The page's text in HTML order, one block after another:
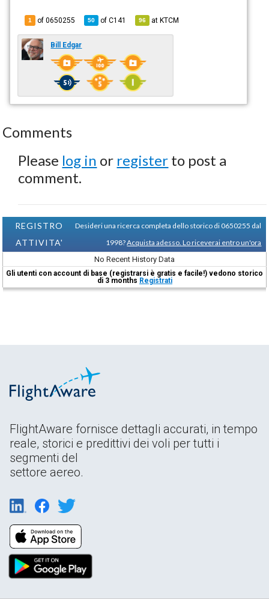
1 of 0650255 50 ofC141 96 atKTCM
Bill Edgar
Comments
Please log in or register to post a
comment.
REGISTRO
ATTIVITA'
Desideri una ricerca completa dello storico di 0650255 dal
1998?Acquista adesso. Lo riceverai entro un'ora
No Recent History Data
Gli utenti con account di base (registrarsi è gratis e facile!) vedono storico
di 3 months Registrati
FlightAware fornisce dettagli accurati, in tempo
reale, storici e predittivi dei voli per tutti i
segmenti del
settore aereo.